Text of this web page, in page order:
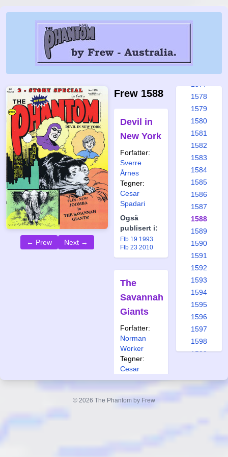
← Prew Next →
Frew 1588
Devil in
New York
Forfatter:
Sverre
Årnes
Tegner:
Cesar
Spadari
Også
publisert i:
Ftb 19 1993
Ftb 23 2010
The
Savannah
Giants
Forfatter:
Norman
Worker
Tegner:
Cesar
Spadari
publisert i:
1571
1572
1578
1579
1580
1581
1582
1583
1584
1585
1586
1587
1588
1589
1590
1591
1592
1593
1594
1595
1596
1597
1598
1599
© 2026 The Phantom by Frew